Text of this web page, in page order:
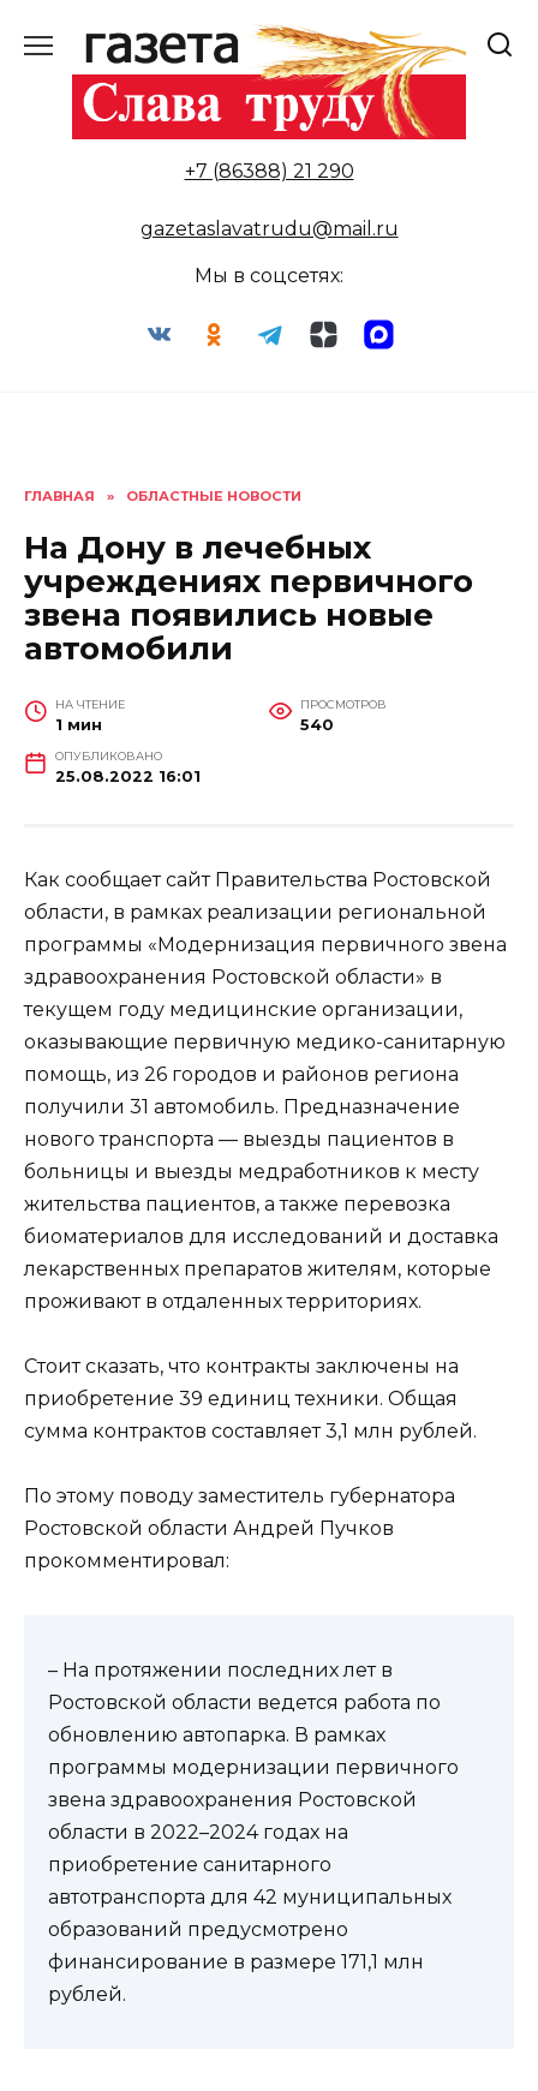
содержанию
+7 (86388) 21 290
gazetaslavatrudu@mail.ru
Мы в соцсетях:
ГЛАВНАЯ » ОБЛАСТНЫЕ НОВОСТИ
На Дону в лечебных
учреждениях первичного
звена появились новые
автомобили
НА ЧТЕНИЕ
1 мин
ПРОСМОТРОВ
540
ОПУБЛИКОВАНО
25.08.2022 16:01
Как сообщает сайт Правительства Ростовской
области, в рамках реализации региональной
программы «Модернизация первичного звена
здравоохранения Ростовской области» в
текущем году медицинские организации,
оказывающие первичную медико-санитарную
помощь, из 26 городов и районов региона
получили 31 автомобиль. Предназначение
нового транспорта — выезды пациентов в
больницы и выезды медработников к месту
жительства пациентов, а также перевозка
биоматериалов для исследований и доставка
лекарственных препаратов жителям, которые
проживают в отдаленных территориях.
Стоит сказать, что контракты заключены на
приобретение 39 единиц техники. Общая
сумма контрактов составляет 3,1 млн рублей.
По этому поводу заместитель губернатора
Ростовской области Андрей Пучков
прокомментировал:
– На протяжении последних лет в
Ростовской области ведется работа по
обновлению автопарка. В рамках
программы модернизации первичного
звена здравоохранения Ростовской
области в 2022–2024 годах на
приобретение санитарного
автотранспорта для 42 муниципальных
образований предусмотрено
финансирование в размере 171,1 млн
рублей.